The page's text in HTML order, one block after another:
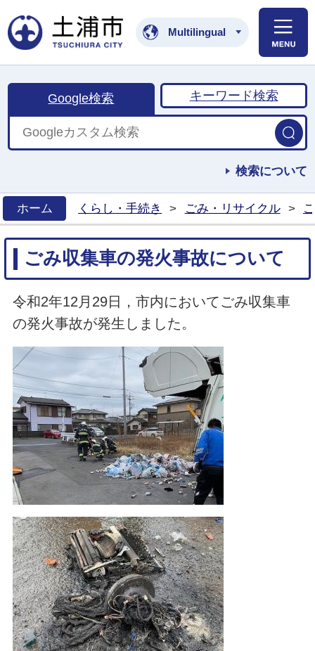
土浦市公式ホームペ
Multilingual
Google検索 キーワード検索
検索について
ホーム
くらし・手続き > ごみ・リサイクル >
ごみ収集車の発火事故について
令和2年12月29日，市内においてごみ収集車
の発火事故が発生しました。